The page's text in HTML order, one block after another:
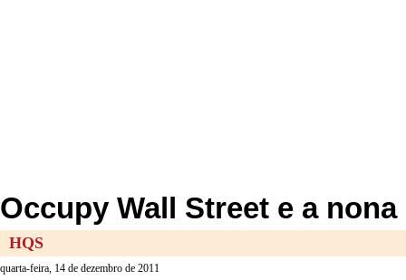
Occupy Wall Street e a nona
HQS
quarta-feira, 14 de dezembro de 2011